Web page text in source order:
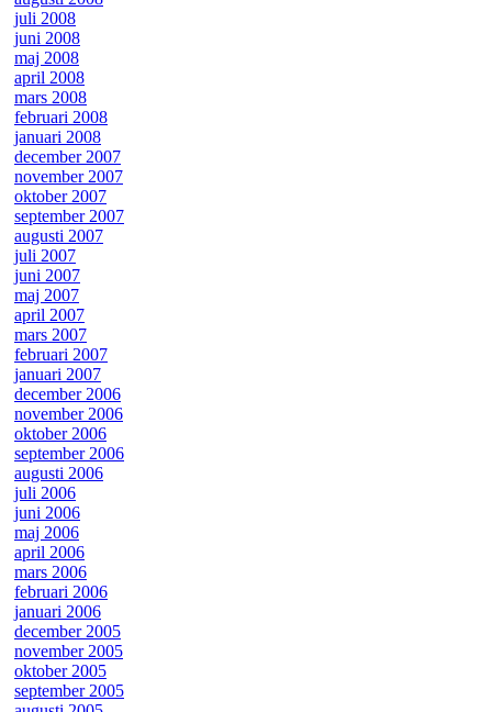
juli 2008
juni 2008
maj 2008
april 2008
mars 2008
februari 2008
januari 2008
december 2007
november 2007
oktober 2007
september 2007
augusti 2007
juli 2007
juni 2007
maj 2007
april 2007
mars 2007
februari 2007
januari 2007
december 2006
november 2006
oktober 2006
september 2006
augusti 2006
juli 2006
juni 2006
maj 2006
april 2006
mars 2006
februari 2006
januari 2006
december 2005
november 2005
oktober 2005
september 2005